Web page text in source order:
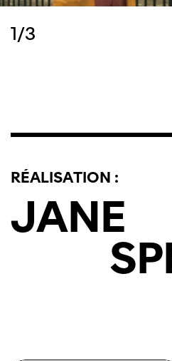
1/3
RÉALISATION :
JANE